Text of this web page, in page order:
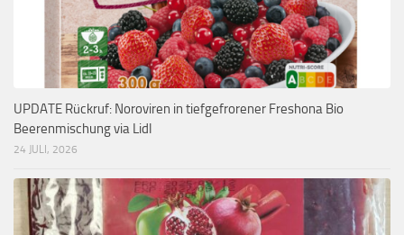
UPDATE Rückruf: Noroviren in tiefgefrorener Freshona Bio
Beerenmischung via Lidl
24 JULI, 2026